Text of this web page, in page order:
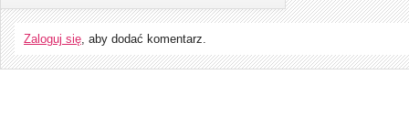
Zaloguj się, aby dodać komentarz.